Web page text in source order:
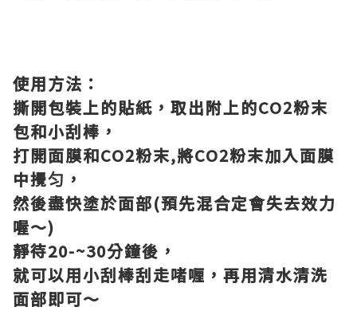
使用方法：
撕開包裝上的貼紙，取出附上的CO2粉末
包和小刮棒，
打開面膜和CO2粉末,將CO2粉末加入面膜
中攪匀，
然後盡快塗於面部(預先混合定會失去效力
喔～)
靜待20-~30分鐘後，
就可以用小刮棒刮走啫喱，再用清水清洗
面部即可～